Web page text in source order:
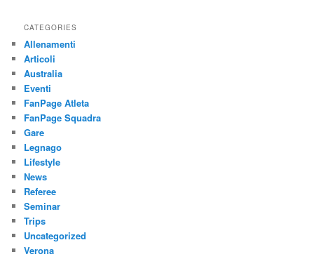
CATEGORIES
Allenamenti
Articoli
Australia
Eventi
FanPage Atleta
FanPage Squadra
Gare
Legnago
Lifestyle
News
Referee
Seminar
Trips
Uncategorized
Verona